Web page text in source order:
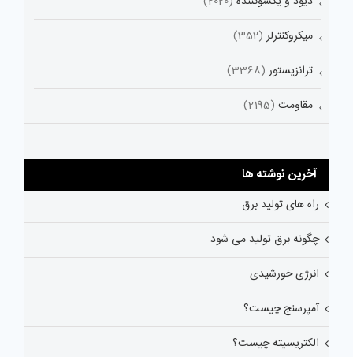
میکروکنترلر (352)
ترانزیستور (3368)
مقاومت (2195)
آخرین نوشته ها
راه های تولید برق
چگونه برق تولید می شود
انرژی خورشیدی
آمپرسنج چیست؟
الکتریسیته چیست؟